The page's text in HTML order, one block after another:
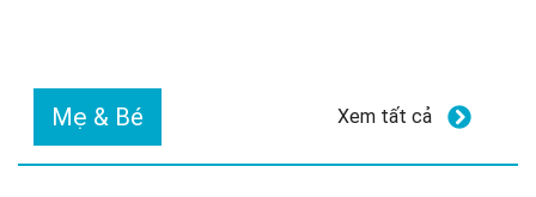
Mẹ & Bé Xem tất cả